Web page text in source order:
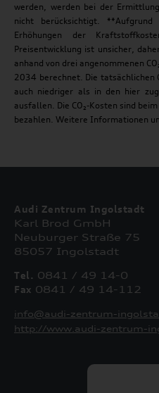
werden, werden bei der
nicht berücksichtigt. **Aufgrund
Erhöhungen der
Preisentwicklung ist unsicher,
anhand von drei angenommenen
2034 berechnet. Die tatsächlichen
auch niedriger als in den hier
ausfallen. Die CO₂-Kosten sind
bezahlen. Weitere Informationen
Audi Zentrum Ingolstadt
Karl Brod GmbH
Neuburger Straße 75
85057 Ingolstadt
Tel. 0841 / 49 14-0
Fax 0841 / 49 14-112
info@audi-zentrum-
http://www.audi-zentrum-